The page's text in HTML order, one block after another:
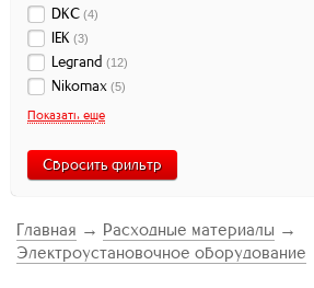
DKC (4)
IEK (3)
Legrand (12)
Nikomax (5)
Показать еще
Сбросить фильтр
Главная → Расходные материалы →
Электроустановочное оборудование